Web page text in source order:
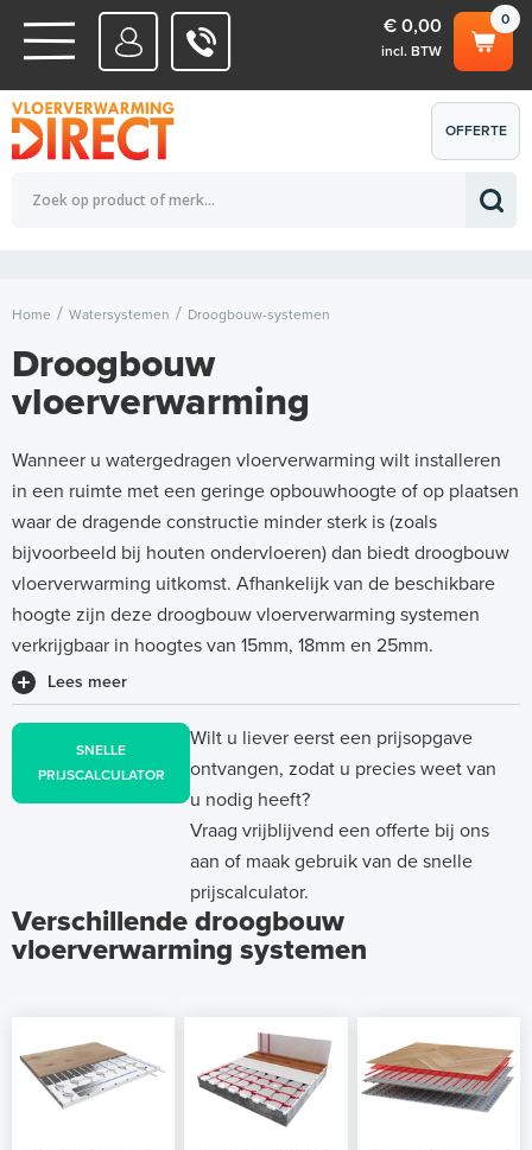
WATERSYSTEMEN
ELEKTRISCHE SYSTEMEN
0
€ 0,00
incl. BTW
Totaalbedrag (incl. BTW) € 0,00
OFFERTE
AANVRAGEN
Home Watersystemen Droogbouw-systemen
Droogbouw
vloerverwarming
Wanneer u watergedragen vloerverwarming wilt installeren
in een ruimte met een geringe opbouwhoogte of op plaatsen
waar de dragende constructie minder sterk is (zoals
bijvoorbeeld bij houten ondervloeren) dan biedt droogbouw
vloerverwarming uitkomst. Afhankelijk van de beschikbare
hoogte zijn deze droogbouw vloerverwarming systemen
verkrijgbaar in hoogtes van 15mm, 18mm en 25mm.
Lees meer
SNELLE
PRIJSCALCULATOR
Wilt u liever eerst een prijsopgave
ontvangen, zodat u precies weet van
u nodig heeft?
Vraag vrijblijvend een offerte bij ons
aan of maak gebruik van de snelle
prijscalculator.
Verschillende droogbouw
vloerverwarming systemen